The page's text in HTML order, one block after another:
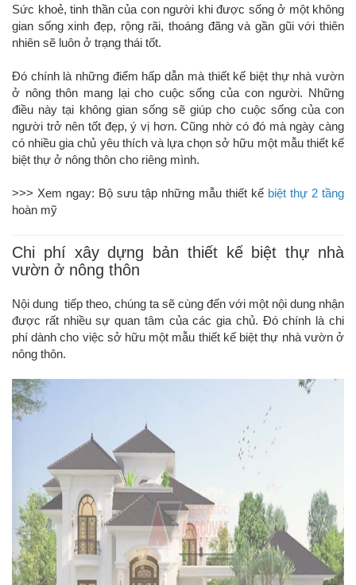
Sức khoẻ, tinh thần của con người khi được sống ở một không
gian sống xinh đẹp, rộng rãi, thoáng đãng và gần gũi với thiên
nhiên sẽ luôn ở trạng thái tốt.
Đó chính là những điểm hấp dẫn mà thiết kế biệt thự nhà vườn
ở nông thôn mang lại cho cuộc sống của con người. Những
điều này tại không gian sống sẽ giúp cho cuộc sống của con
người trở nên tốt đẹp, ý vị hơn. Cũng nhờ có đó mà ngày càng
có nhiều gia chủ yêu thích và lựa chọn sở hữu một mẫu thiết kế
biệt thự ở nông thôn cho riêng mình.
>>> Xem ngay: Bộ sưu tập những mẫu thiết kế biệt thự 2 tầng
hoàn mỹ
Chi phí xây dựng bản thiết kế biệt thự nhà
vườn ở nông thôn
Nội dung tiếp theo, chúng ta sẽ cùng đến với một nội dung nhận
được rất nhiều sự quan tâm của các gia chủ. Đó chính là chi
phí dành cho việc sở hữu một mẫu thiết kế biệt thự nhà vườn ở
nông thôn.